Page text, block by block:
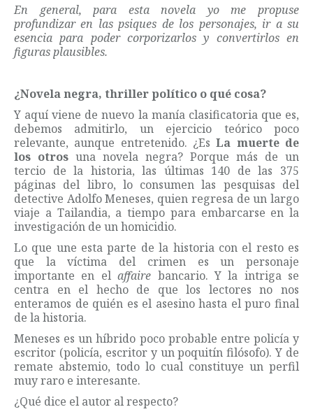
En general, para esta novela yo me propuse
profundizar en las psiques de los personajes, ir a su
esencia para poder corporizarlos y convertirlos en
figuras plausibles.
¿Novela negra, thriller político o qué cosa?
Y aquí viene de nuevo la manía clasificatoria que es,
debemos admitirlo, un ejercicio teórico poco
relevante, aunque entretenido. ¿EsLa muerte de
los otros una novela negra? Porque más de un
tercio de la historia, las últimas 140 de las 375
páginas del libro, lo consumen las pesquisas del
detective Adolfo Meneses, quien regresa de un largo
viaje a Tailandia, a tiempo para embarcarse en la
investigación de un homicidio.
Lo que une esta parte de la historia con el resto es
que la víctima del crimen es un personaje
importante en elaffaire bancario. Y la intriga se
centra en el hecho de que los lectores no nos
enteramos de quién es el asesino hasta el puro final
de la historia.
Meneses es un híbrido poco probable entre policía y
escritor (policía, escritor y un poquitín filósofo). Y de
remate abstemio, todo lo cual constituye un perfil
muy raro e interesante.
¿Qué dice el autor al respecto?